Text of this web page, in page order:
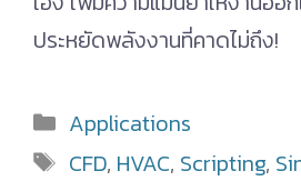
ประหยัดพลังงานที่คาดไม่ถึง!
Categories
Applications
Tags
CFD, HVAC, Scripting,